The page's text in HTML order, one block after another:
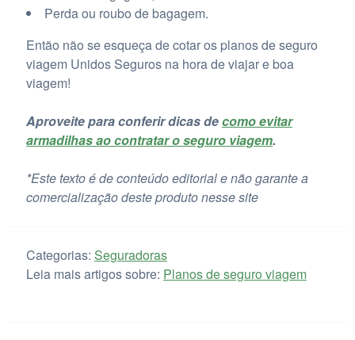
Perda ou roubo de bagagem.
Então não se esqueça de cotar os planos de seguro
viagem Unidos Seguros na hora de viajar e boa
viagem!
Aproveite para conferir dicas decomo evitar
armadilhas ao contratar o seguro viagem.
*Este texto é de conteúdo editorial e não garante a
comercialização deste produto nesse site
Categorias: Seguradoras
Leia mais artigos sobre: Planos de seguro viagem